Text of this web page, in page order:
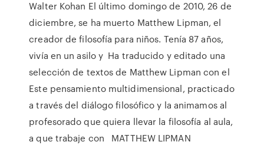
Walter Kohan El último domingo de 2010, 26 de
diciembre, se ha muerto Matthew Lipman, el
creador de filosofía para niños. Tenía 87 años,
vivía en un asilo y Ha traducido y editado una
selección de textos de Matthew Lipman con el
Este pensamiento multidimensional, practicado
a través del diálogo filosófico y la animamos al
profesorado que quiera llevar la filosofía al aula,
a que trabaje con MATTHEW LIPMAN